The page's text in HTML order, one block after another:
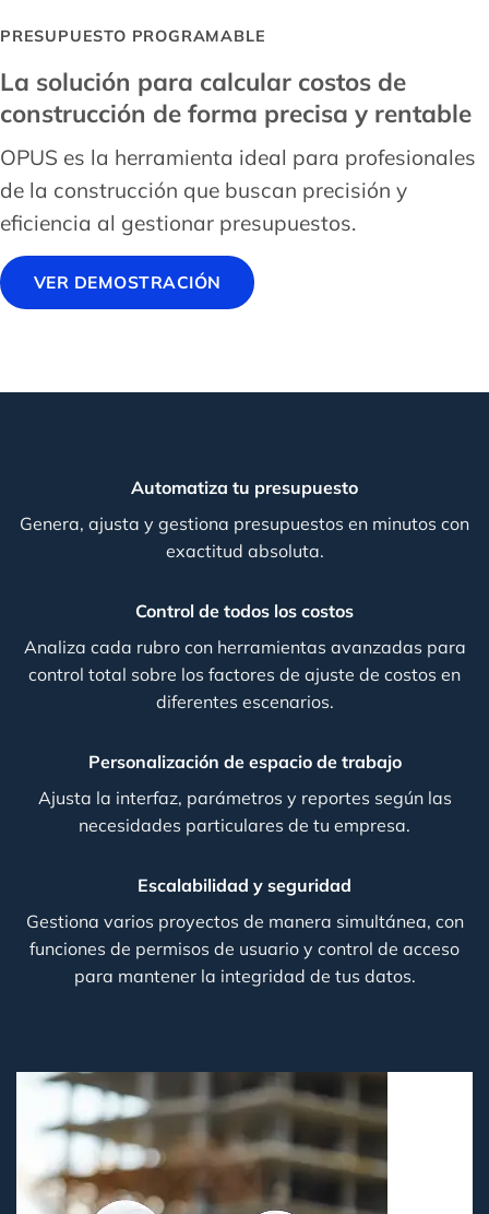
PRESUPUESTO PROGRAMABLE
La solución para calcular costos de
construcción de forma precisa y rentable
OPUS es la herramienta ideal para profesionales
de la construcción que buscan precisión y
eficiencia al gestionar presupuestos.
VER DEMOSTRACIÓN
Automatiza tu presupuesto
Genera, ajusta y gestiona presupuestos en minutos con
exactitud absoluta.
Control de todos los costos
Analiza cada rubro con herramientas avanzadas para
control total sobre los factores de ajuste de costos en
diferentes escenarios.
Personalización de espacio de trabajo
Ajusta la interfaz, parámetros y reportes según las
necesidades particulares de tu empresa.
Escalabilidad y seguridad
Gestiona varios proyectos de manera simultánea, con
funciones de permisos de usuario y control de acceso
para mantener la integridad de tus datos.